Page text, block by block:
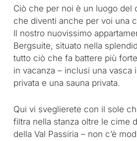
Ciò che per noi è un luogo del
che diventi anche per voi una
Il nostro nuovissimo
Bergsuite, situato nella
tutto ciò che fa battere più
in vacanza – inclusi una vasca
privata e una sauna privata.
Qui vi sveglierete con il sole
filtra nella stanza oltre le cime
della Val Passiria – non c’è